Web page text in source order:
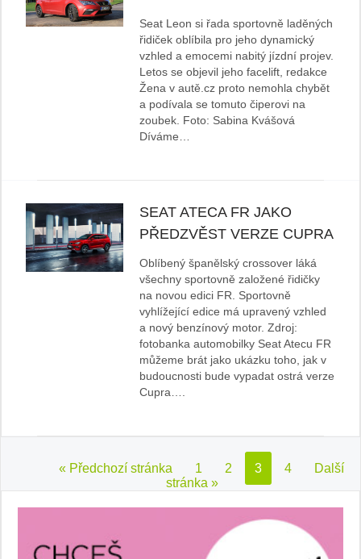
Seat Leon si řada sportovně laděných
řidiček oblíbila pro jeho dynamický
vzhled a emocemi nabitý jízdní projev.
Letos se objevil jeho facelift, redakce
Žena v autě.cz proto nemohla chybět
a podívala se tomuto čiperovi na
zoubek. Foto: Sabina Kvášová
Díváme…
SEAT ATECA FR JAKO
PŘEDZVĚST VERZE CUPRA
Oblíbený španělský crossover láká
všechny sportovně založené řidičky
na novou edici FR. Sportovně
vyhlížející edice má upravený vzhled
a nový benzínový motor. Zdroj:
fotobanka automobilky Seat Atecu FR
můžeme brát jako ukázku toho, jak v
budoucnosti bude vypadat ostrá verze
Cupra….
« Předchozí stránka 1 2 3 4
Další
stránka »